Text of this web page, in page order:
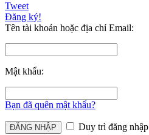
Tweet
Đăng ký!
Tên tài khoản hoặc địa chỉ Email:
Mật khẩu:
Bạn đã quên mật khẩu?
Duy trì đăng nhập